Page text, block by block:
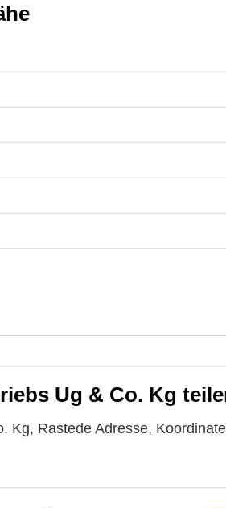
Ug & Co. Kg
Kg, Rastede Adresse,